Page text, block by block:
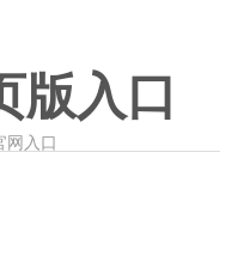
版入口
网入口